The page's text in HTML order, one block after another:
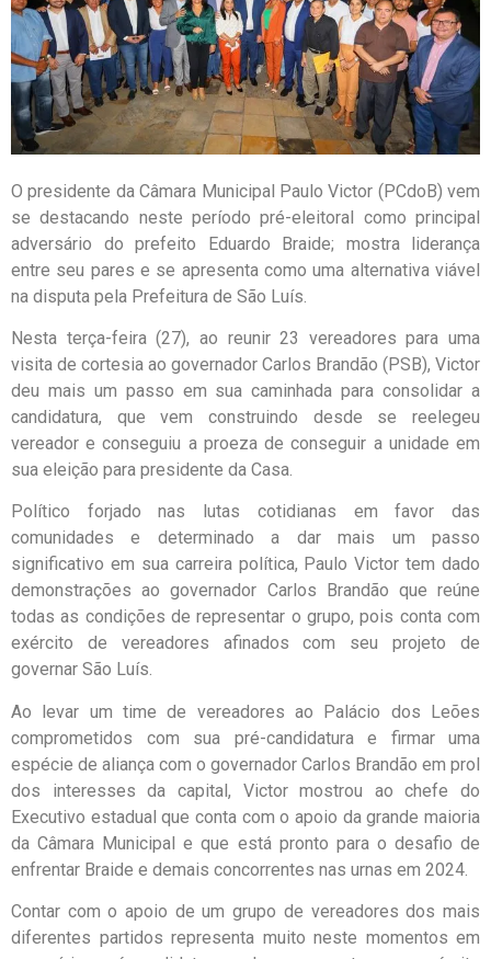
O presidente da Câmara Municipal Paulo Victor (PCdoB) vem
se destacando neste período pré-eleitoral como principal
adversário do prefeito Eduardo Braide; mostra liderança
entre seu pares e se apresenta como uma alternativa viável
na disputa pela Prefeitura de São Luís.
Nesta terça-feira (27), ao reunir 23 vereadores para uma
visita de cortesia ao governador Carlos Brandão (PSB), Victor
deu mais um passo em sua caminhada para consolidar a
candidatura, que vem construindo desde se reelegeu
vereador e conseguiu a proeza de conseguir a unidade em
sua eleição para presidente da Casa.
Político forjado nas lutas cotidianas em favor das
comunidades e determinado a dar mais um passo
significativo em sua carreira política, Paulo Victor tem dado
demonstrações ao governador Carlos Brandão que reúne
todas as condições de representar o grupo, pois conta com
exército de vereadores afinados com seu projeto de
governar São Luís.
Ao levar um time de vereadores ao Palácio dos Leões
comprometidos com sua pré-candidatura e firmar uma
espécie de aliança com o governador Carlos Brandão em prol
dos interesses da capital, Victor mostrou ao chefe do
Executivo estadual que conta com o apoio da grande maioria
da Câmara Municipal e que está pronto para o desafio de
enfrentar Braide e demais concorrentes nas urnas em 2024.
Contar com o apoio de um grupo de vereadores dos mais
diferentes partidos representa muito neste momentos em